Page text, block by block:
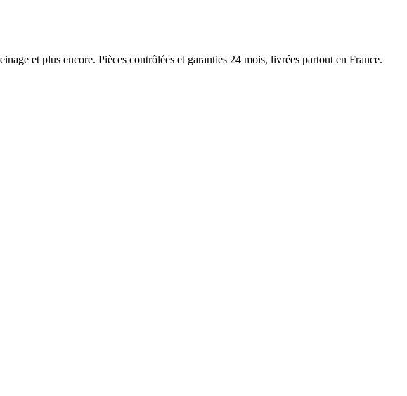
et plus encore. Pièces contrôlées et garanties 24 mois, livrées partout en France.